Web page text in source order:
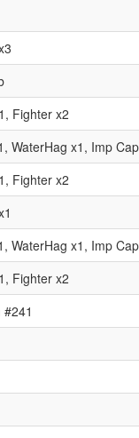
Fighter x2
WaterHag x1, Imp
Fighter x2
WaterHag x1, Imp
Fighter x2